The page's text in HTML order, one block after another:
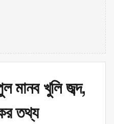
মানব খুলি জব্দ,
তথ্য